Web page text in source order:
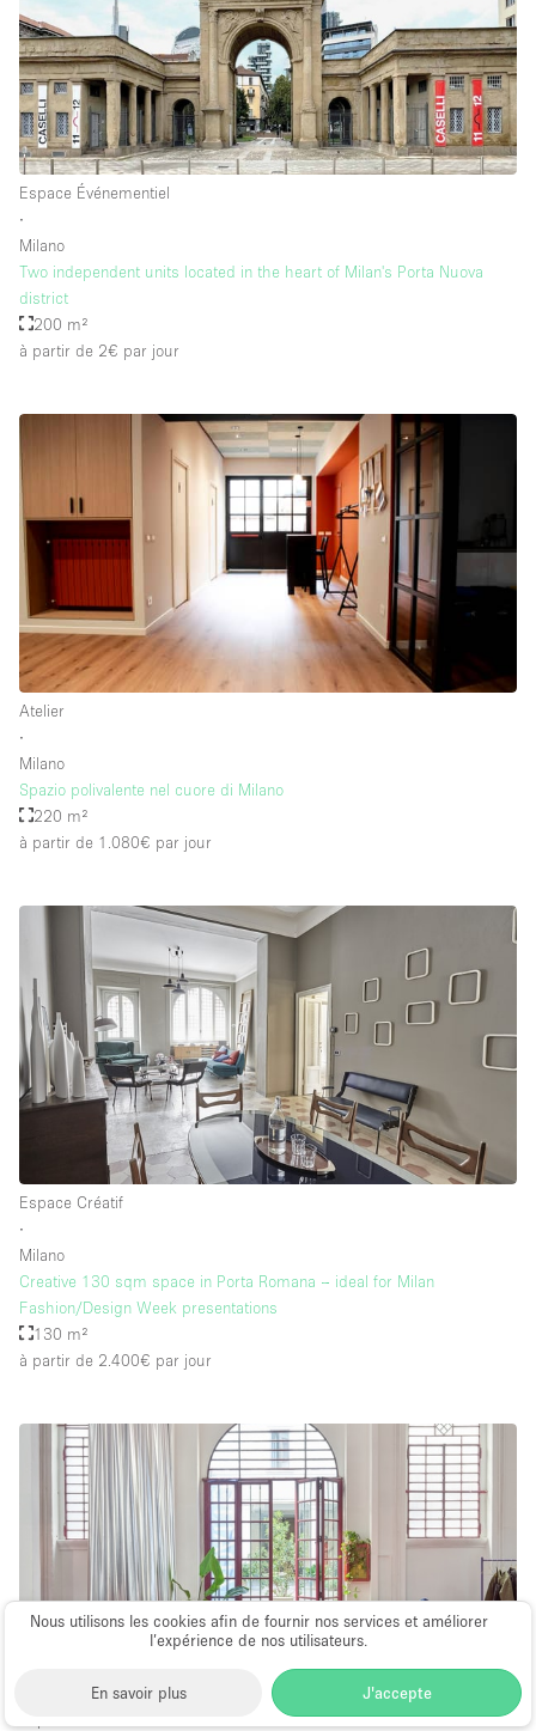
Nous utilisons les cookies afin de fournir nos services et améliorer
l’expérience de nos utilisateurs.
En savoir plus J'accepte
Espace Événementiel
∙
Milano
Two independent units located in the heart of Milan's Porta Nuova
district
200 m²
à partir de 2€ par jour
Atelier
∙
Milano
Spazio polivalente nel cuore di Milano
220 m²
à partir de 1.080€ par jour
Espace Créatif
∙
Milano
Creative 130 sqm space in Porta Romana – ideal for Milan
Fashion/Design Week presentations
130 m²
à partir de 2.400€ par jour